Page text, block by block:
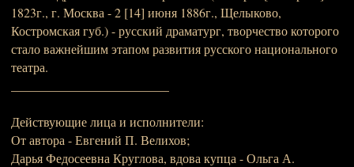
1823г., г. Москва - 2 [14] июня 1886г., Щелыково,
Костромская губ.) - русский драматург, творчество которого
стало важнейшим этапом развития русского национального
театра.
Действующие лица и исполнители:
От автора - Евгений П. Велихов;
Дарья Федосеевна Круглова, вдова купца - Ольга А.